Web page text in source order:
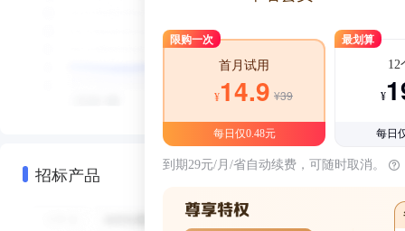
招标产品
限购一次
首月试用
¥14.9 ¥39
每日仅0.48元
最划算
12
¥
每日
到期29元/月/省自动续费，可随时取消。